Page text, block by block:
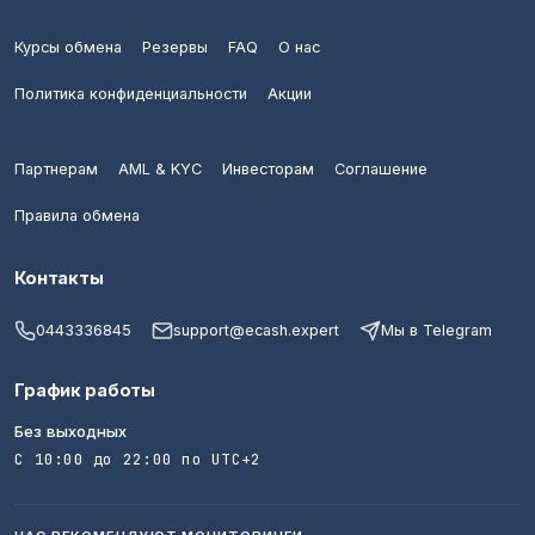
DASH (DASH)
Monero (XMR)
SEPA (EUR)
PaySera (EUR)
BLIK (PLN)
Евразийский банк (KZT)
HalykBank (KZT)
Bereke Bank (KZT)
Фридом Банк (KZT)
Курсы обмена Резервы FAQ О нас
Политика конфиденциальности Акции
Партнерам AML & KYC Инвесторам Соглашение
Правила обмена
Контакты
0443336845 support@ecash.expert Мы в Telegram
График работы
Без выходных
С 10:00 до 22:00 по UTC+2